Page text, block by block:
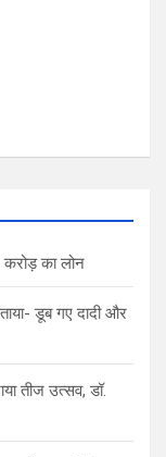
करोड़ का लोन
डूब गए दादी और
तीज उत्सव, डॉ.